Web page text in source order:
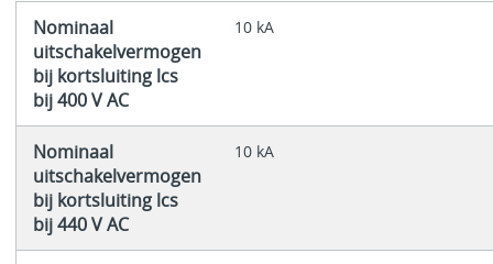
Nominaal
uitschakelvermogen
bij kortsluiting lcs
bij 400 V AC
10 kA
Nominaal
uitschakelvermogen
bij kortsluiting lcs
bij 440 V AC
10 kA